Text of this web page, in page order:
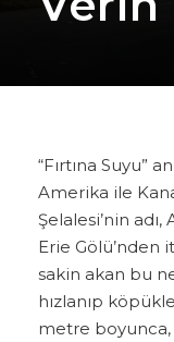
“Fırtına Suyu”
Amerika ile
Şelalesi’nin
Erie Gölü’nden
sakin akan bu
hızlanıp
metre boyunca,